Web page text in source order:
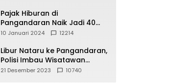
Pajak Hiburan di
Pangandaran Naik Jadi 40
Persen
10 Januari 2024 12214
Libur Nataru ke Pangandaran,
Polisi Imbau Wisatawan
Gunakan Jalur Arteri
21 Desember 2023 10740